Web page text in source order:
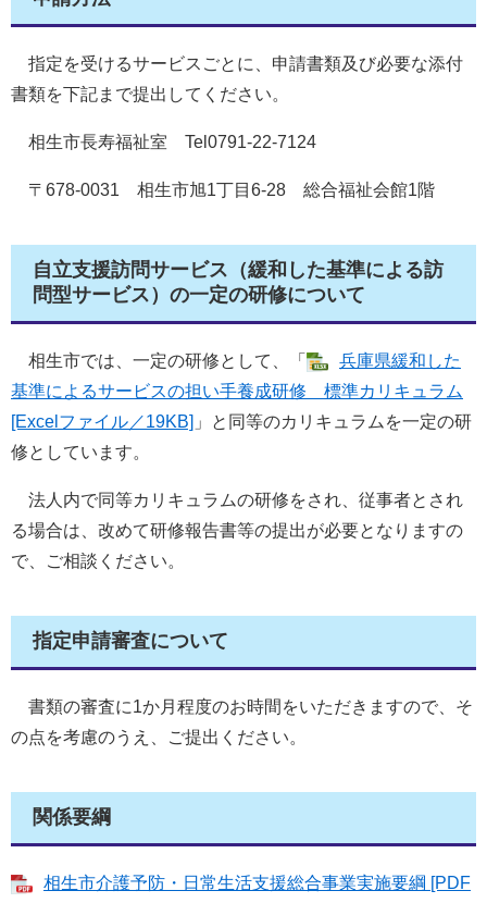
指定を受けるサービスごとに、申請書類及び必要な添付
書類を下記まで提出してください。
相生市長寿福祉室 Tel0791-22-7124
〒678-0031 相生市旭1丁目6-28 総合福祉会館1階
自立支援訪問サービス（緩和した基準による訪
問型サービス）の一定の研修について
相生市では、一定の研修として、「
兵庫県緩和した
基準によるサービスの担い手養成研修 標準カリキュラム
[Excelファイル／19KB] 」と同等のカリキュラムを一定の研
修としています。
法人内で同等カリキュラムの研修をされ、従事者とされ
る場合は、改めて研修報告書等の提出が必要となりますの
で、ご相談ください。
指定申請審査について
書類の審査に1か月程度のお時間をいただきますので、そ
の点を考慮のうえ、ご提出ください。
関係要綱
相生市介護予防・日常生活支援総合事業実施要綱 [PDF